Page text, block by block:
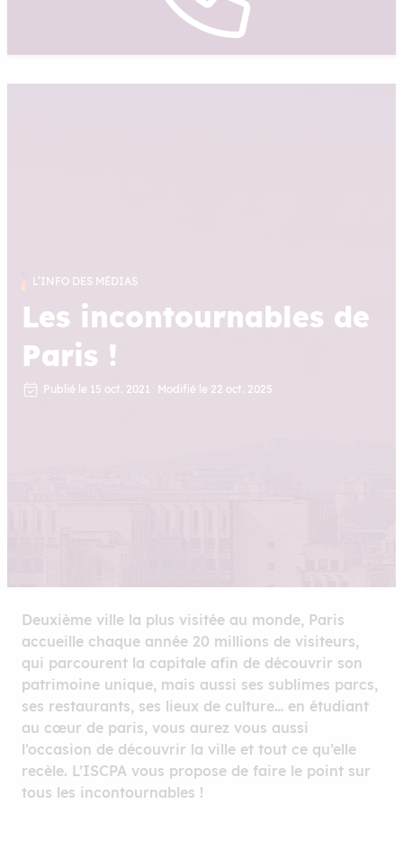
L’INFO DES MÉDIAS
Les incontournables de
Paris !
Publié le 15 oct. 2021 Modifié le 22 oct. 2025
Deuxième ville la plus visitée au monde, Paris
accueille chaque année 20 millions de visiteurs,
qui parcourent la capitale afin de découvrir son
patrimoine unique, mais aussi ses sublimes parcs,
ses restaurants, ses lieux de culture… en étudiant
au cœur de paris, vous aurez vous aussi
l’occasion de découvrir la ville et tout ce qu’elle
recèle. L’ISCPA vous propose de faire le point sur
tous les incontournables !